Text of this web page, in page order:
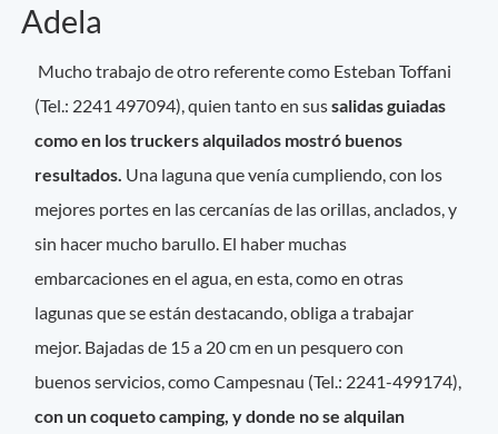
Adela
Mucho trabajo de otro referente como Esteban Toffani
(Tel.: 2241 497094), quien tanto en sussalidas guiadas
como en los truckers alquilados mostró buenos
resultados. Una laguna que venía cumpliendo, con los
mejores portes en las cercanías de las orillas, anclados, y
sin hacer mucho barullo. El haber muchas
embarcaciones en el agua, en esta, como en otras
lagunas que se están destacando, obliga a trabajar
mejor. Bajadas de 15 a 20 cm en un pesquero con
buenos servicios, como Campesnau (Tel.: 2241-499174),
con un coqueto camping, y donde no se alquilan